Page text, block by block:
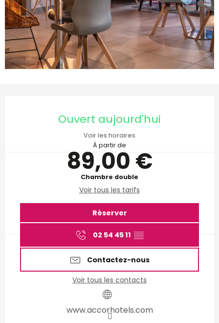
Ouvert aujourd'hui
Voir les horaires
À partir de
89,00 €
Chambre double
Voir tous les tarifs
Réserver
02 54 45 11 ▒▒
Contactez-nous
Voir tous les contacts
www.accorhotels.com